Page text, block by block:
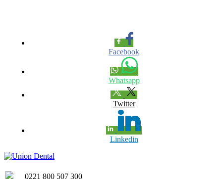
Facebook
Whatsapp
Twitter
Linkedin
0221 800 507 300